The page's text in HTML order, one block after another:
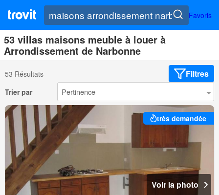
Favoris
53 villas maisons meuble à louer à
Arrondissement de Narbonne
53 Résultats Filtres
Trier par
très demandée
Voir la photo